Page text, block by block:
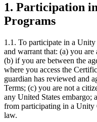
1. Participation
Programs
1.1. To participate in a
and warrant that: (a) you
(b) if you are between the
where you access the
guardian has reviewed and
Terms; (c) you are not a
any United States embargo;
from participating in a Unity
law.